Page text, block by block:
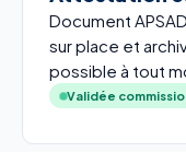
Document
sur place et
possible à tout
Validée